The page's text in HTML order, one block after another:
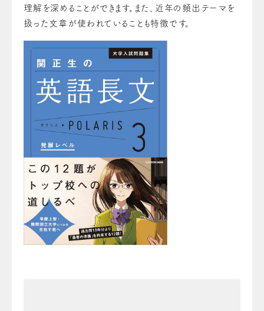
理解を深めることができます。また、近年の頻出テーマを
扱った文章が使われていることも特徴です。